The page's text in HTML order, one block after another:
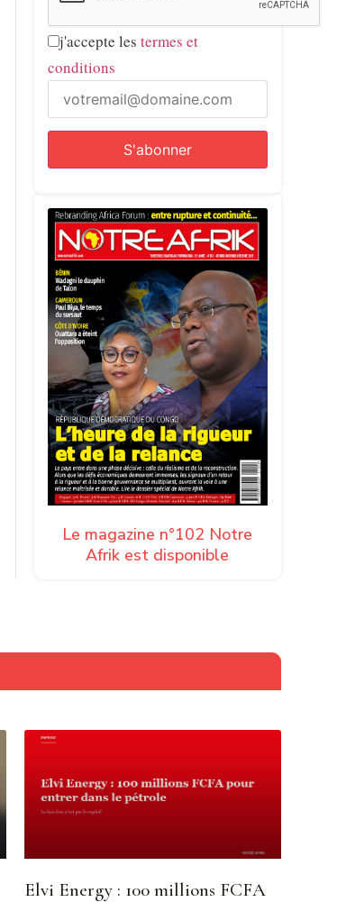
j'accepte les termes et
conditions
Le magazine n°102 Notre
Afrik est disponible
Elvi Energy : 100 millions FCFA